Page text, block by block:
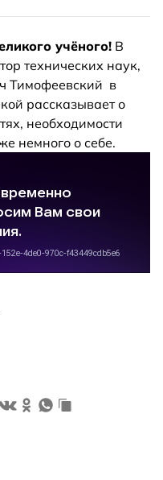
учёного! В
технических наук,
Тимофеевский в
рассказывает о
необходимости
немного о себе.